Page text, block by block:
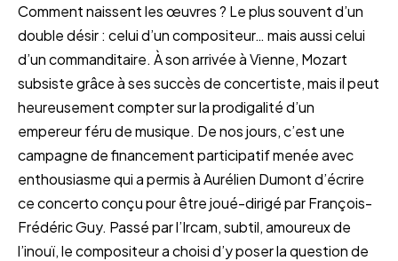
Comment naissent les œuvres ? Le plus souvent d’un
double désir : celui d’un compositeur… mais aussi celui
d’un commanditaire. À son arrivée à Vienne, Mozart
subsiste grâce à ses succès de concertiste, mais il peut
heureusement compter sur la prodigalité d’un
empereur féru de musique. De nos jours, c’est une
campagne de financement participatif menée avec
enthousiasme qui a permis à Aurélien Dumont d’écrire
ce concerto conçu pour être joué-dirigé par François-
Frédéric Guy. Passé par l’Ircam, subtil, amoureux de
l’inouï, le compositeur a choisi d’y poser la question de